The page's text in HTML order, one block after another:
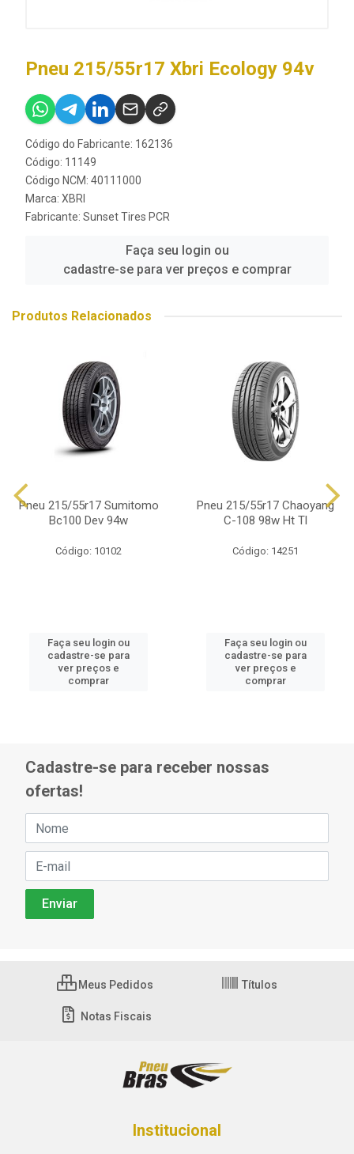
Pneu 215/55r17 Xbri Ecology 94v
Código do Fabricante: 162136
Código: 11149
Código NCM: 40111000
Marca: XBRI
Fabricante: Sunset Tires PCR
Faça seu login ou
cadastre-se para ver preços e comprar
Produtos Relacionados
Pneu 215/55r17 Sumitomo
Bc100 Dev 94w
Código: 10102
Faça seu login ou
cadastre-se para
ver preços e
comprar
Pneu 215/55r17 Chaoyang
C-108 98w Ht Tl
Código: 14251
Faça seu login ou
cadastre-se para
ver preços e
comprar
Cadastre-se para receber nossas
ofertas!
Meus Pedidos Títulos
Notas Fiscais
Institucional